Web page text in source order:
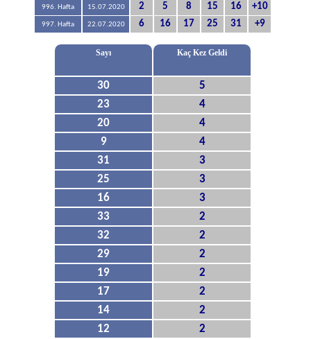
996. Hafta 15.07.2020 2 5 8 15 16 +10
997. Hafta 22.07.2020 6 16 17 25 31 +9
Sayı Kaç Kez Geldi
30
5
23
4
20
4
9
4
31
3
25
3
16
3
33
2
32
2
29
2
19
2
17
2
14
2
12
2